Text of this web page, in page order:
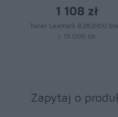
1 108 zł
Toner Lexmark B282H00
| 15 000 str.
Zapytaj o